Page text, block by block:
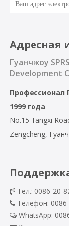
Адресная
Гуанчжоу
Development
Профессионал
1999 года
No.15 Tangxi
Zengcheng,
Поддержка
 Тел.: 0086-20-
 Телефон:
 WhatsApp: